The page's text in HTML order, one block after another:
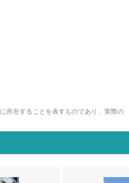
所在することを表すものであり、実際の